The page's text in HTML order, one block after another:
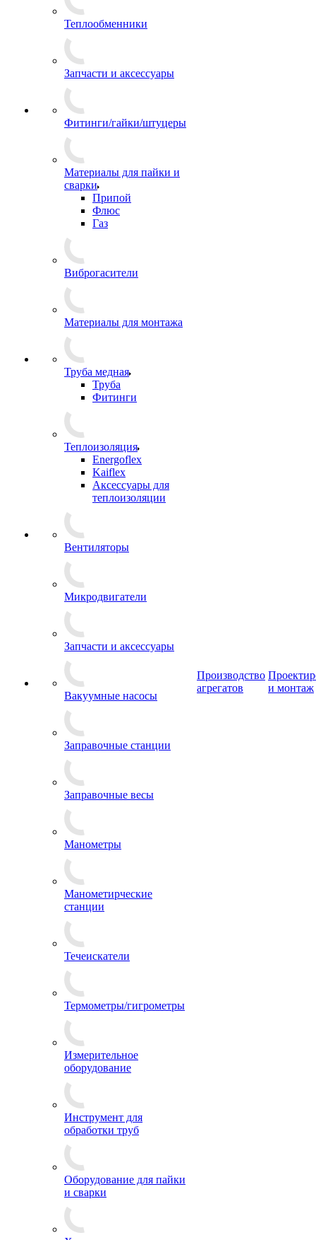
Теплообменники
Запчасти и аксессуары
Фитинги/гайки/штуцеры
Материалы для пайки и
сварки
Припой
Флюс
Газ
Виброгасители
Материалы для монтажа
Труба медная
Труба
Фитинги
Теплоизоляция
Energoflex
Kaiflex
Аксессуары для
теплоизоляции
Вентиляторы
Микродвигатели
Запчасти и аксессуары
Вакуумные насосы
Заправочные станции
Заправочные весы
Манометры
Манометирческие
станции
Течеискатели
Термометры/гигрометры
Измерительное
оборудование
Инструмент для
обработки труб
Оборудование для пайки
и сварки
Производство
агрегатов
и монтаж